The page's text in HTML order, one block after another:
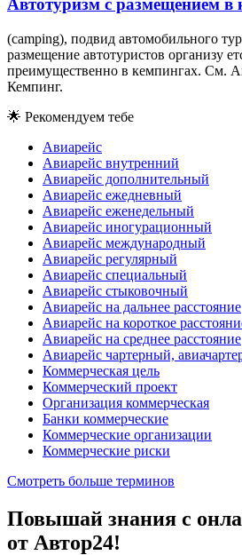
Автотуризм с размещением в
(camping), подвид автомобильного
размещение автотуристов организу
преимущественно в кемпингах. См.
Кемпинг.
🌟 Рекомендуем тебе
Авиарейс
Авиарейс внутренний
Авиарейс дополнительный
Авиарейс ежедневный
Авиарейс еженедельный
Авиарейс иногурационный
Авиарейс международный
Авиарейс регулярный
Авиарейс специальный
Авиарейс стыковочный
Авиарейс на дальнее расстояние
Авиарейс на короткое
Авиарейс на среднее расстояние
Авиарейс чартерный,
Коммерческая цель
Коммерческий проект
Организация коммерческая
Банки коммерческие
Коммерческие организации
Коммерческие риски
Смотреть больше терминов
Повышай знания с
от Автор24!